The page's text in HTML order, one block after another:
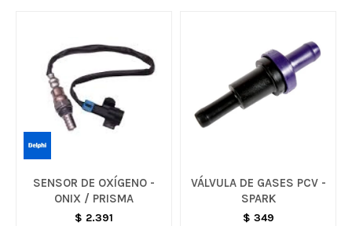
SENSOR DE OXÍGENO -
ONIX / PRISMA
$ 2.391
VÁLVULA DE GASES PCV -
SPARK
$ 349